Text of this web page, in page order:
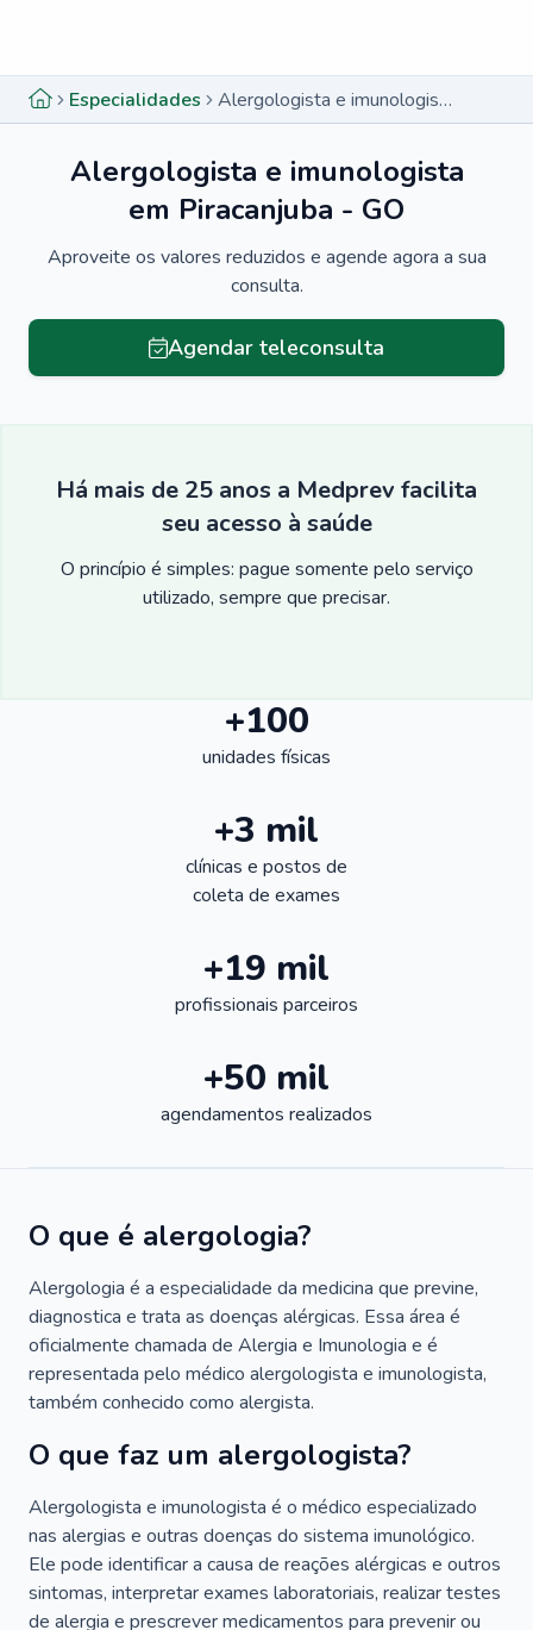
Especialidades Alergologista e imunologista em Piracanjuba - GO
Alergologista e imunologista
em Piracanjuba - GO
Aproveite os valores reduzidos e agende agora a sua
consulta.
Agendar teleconsulta
Há mais de 25 anos a Medprev facilita
seu acesso à saúde
O princípio é simples: pague somente pelo serviço
utilizado, sempre que precisar.
+100
unidades físicas
+3 mil
clínicas e postos de
coleta de exames
+19 mil
profissionais parceiros
+50 mil
agendamentos realizados
O que é alergologia?
Alergologia é a especialidade da medicina que previne,
diagnostica e trata as doenças alérgicas. Essa área é
oficialmente chamada de Alergia e Imunologia e é
representada pelo médico alergologista e imunologista,
também conhecido como alergista.
O que faz um alergologista?
Alergologista e imunologista é o médico especializado
nas alergias e outras doenças do sistema imunológico.
Ele pode identificar a causa de reações alérgicas e outros
sintomas, interpretar exames laboratoriais, realizar testes
de alergia e prescrever medicamentos para prevenir ou